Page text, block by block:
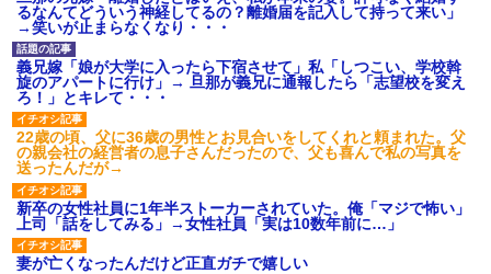
るなんてどういう神経してるの？離婚届を記入して持って来い」
→笑いが止まらなくなり・・・
義兄嫁「娘が大学に入ったら下宿させて」私「しつこい、学校斡
旋のアパートに行け」→ 旦那が義兄に通報したら「志望校を変え
ろ！」とキレて・・・
22歳の頃、父に36歳の男性とお見合いをしてくれと頼まれた。父
の親会社の経営者の息子さんだったので、父も喜んで私の写真を
送ったんだが→
新卒の女性社員に1年半ストーカーされていた。俺「マジで怖い」
上司「話をしてみる」→女性社員「実は10数年前に…」
妻が亡くなったんだけど正直ガチで嬉しい